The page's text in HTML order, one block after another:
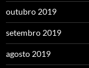
outubro 2019
setembro 2019
agosto 2019